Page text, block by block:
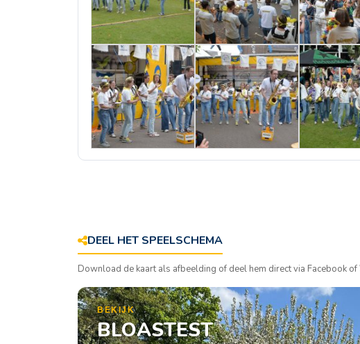
DEEL HET SPEELSCHEMA
Download de kaart als afbeelding of deel hem direct via Facebook
BEKIJK
BLOASTEST